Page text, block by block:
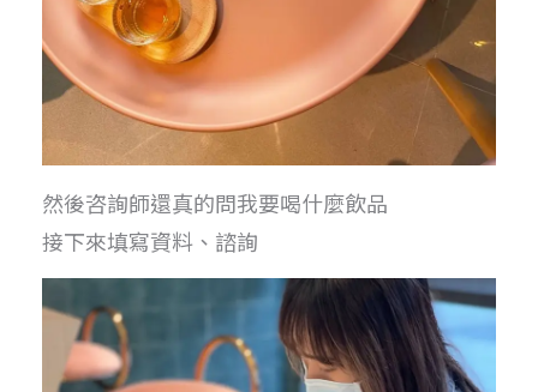
然後咨詢師還真的問我要喝什麼飲品
接下來填寫資料、諮詢